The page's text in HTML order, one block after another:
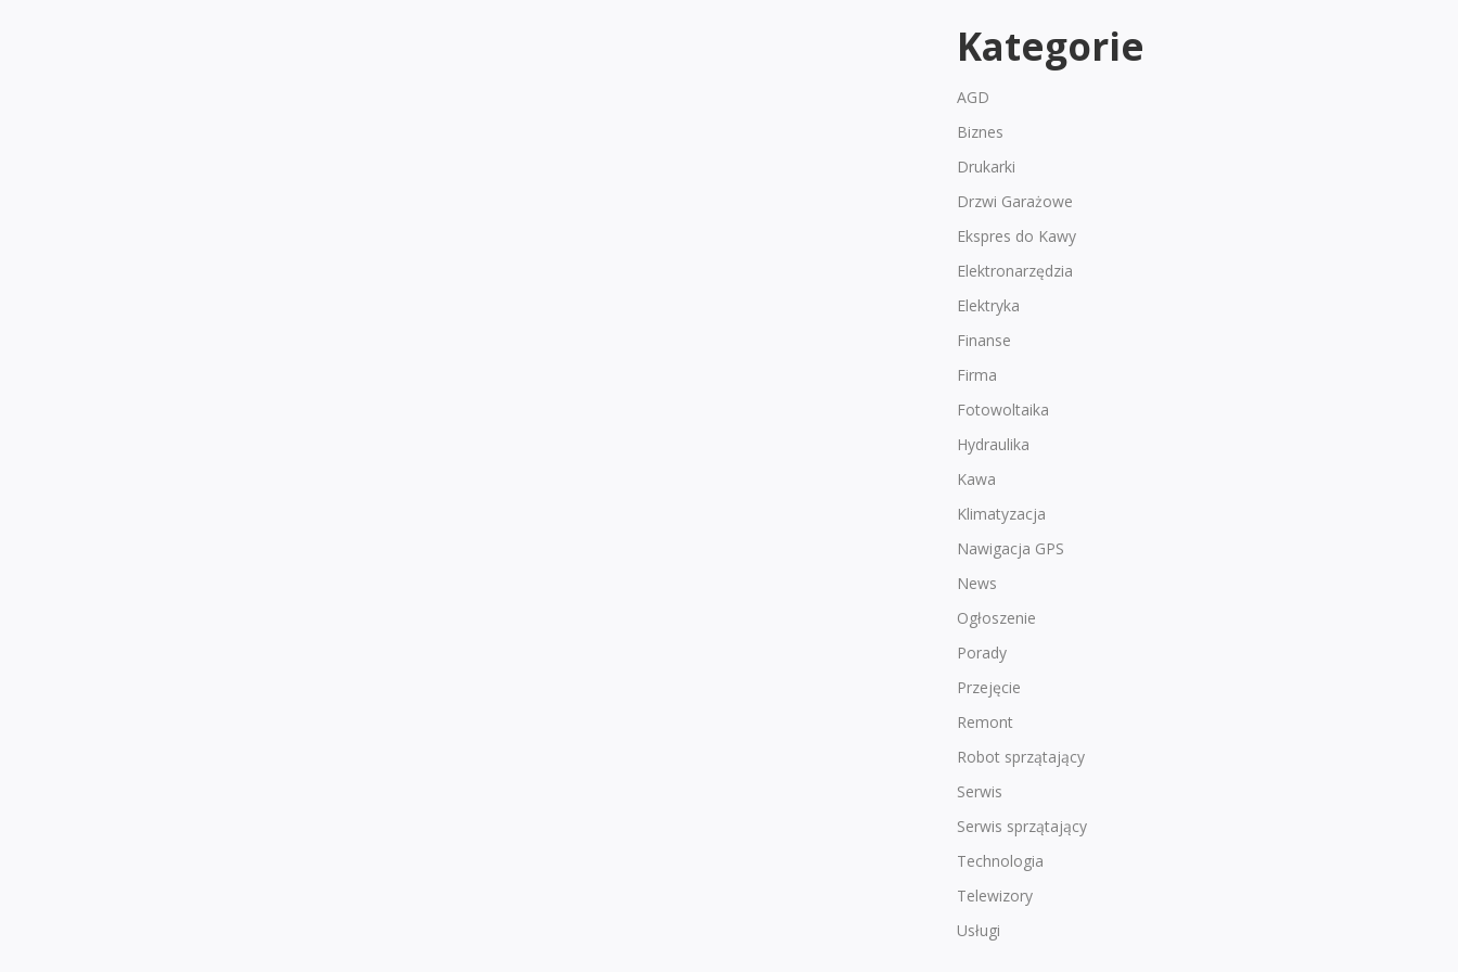
Kategorie
AGD
Biznes
Drukarki
Drzwi Garażowe
Ekspres do Kawy
Elektronarzędzia
Elektryka
Finanse
Firma
Fotowoltaika
Hydraulika
Kawa
Klimatyzacja
Nawigacja GPS
News
Ogłoszenie
Porady
Przejęcie
Remont
Robot sprzątający
Serwis
Serwis sprzątający
Technologia
Telewizory
Usługi